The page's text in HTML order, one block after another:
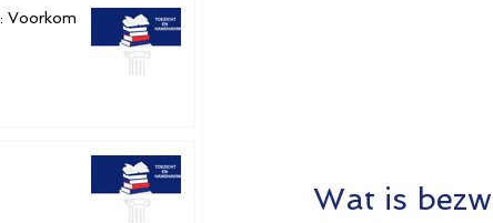
Voorkom
Wat is